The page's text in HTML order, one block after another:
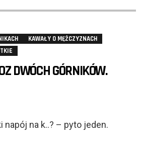
KAWAŁY O MĘŻCZYZNACH
DWÓCH GÓRNIKÓW.
na k..? – pyto jeden.